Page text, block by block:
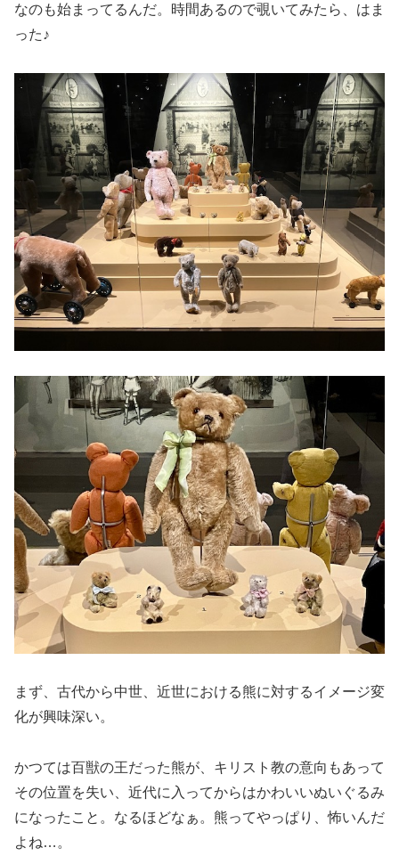
なのも始まってるんだ。時間あるので覗いてみたら、はま
った♪
まず、古代から中世、近世における熊に対するイメージ変
化が興味深い。
かつては百獣の王だった熊が、キリスト教の意向もあって
その位置を失い、近代に入ってからはかわいいぬいぐるみ
になったこと。なるほどなぁ。熊ってやっぱり、怖いんだ
よね…。